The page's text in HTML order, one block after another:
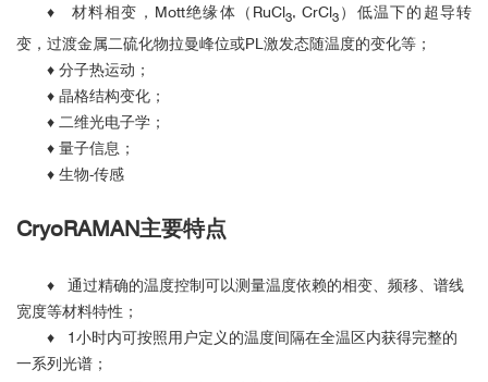
♦ 材料相变，Mott绝缘体（RuCl3, CrCl3 ）低温下的超导转
变，过渡金属二硫化物拉曼峰位或PL激发态随温度的变化等；
♦ 分子热运动；
♦ 晶格结构变化；
♦ 二维光电子学；
♦ 量子信息；
♦ 生物-传感
CryoRAMAN主要特点
♦ 通过精确的温度控制可以测量温度依赖的相变、频移、谱线
宽度等材料特性；
♦ 1小时内可按照用户定义的温度间隔在全温区内获得完整的
一系列光谱；